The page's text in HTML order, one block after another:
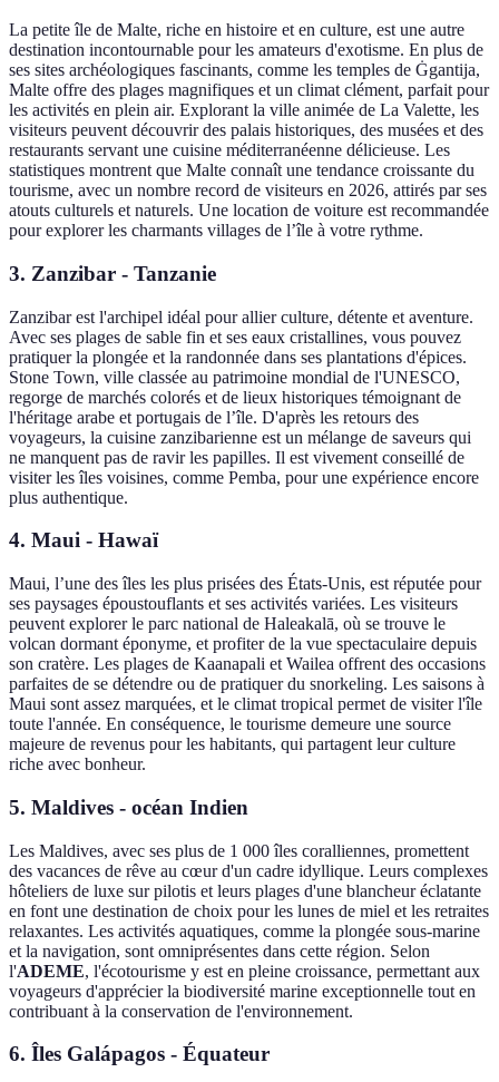
La petite île de Malte, riche en histoire et en culture, est une autre
destination incontournable pour les amateurs d'exotisme. En plus de
ses sites archéologiques fascinants, comme les temples de Ġgantija,
Malte offre des plages magnifiques et un climat clément, parfait pour
les activités en plein air. Explorant la ville animée de La Valette, les
visiteurs peuvent découvrir des palais historiques, des musées et des
restaurants servant une cuisine méditerranéenne délicieuse. Les
statistiques montrent que Malte connaît une tendance croissante du
tourisme, avec un nombre record de visiteurs en 2026, attirés par ses
atouts culturels et naturels. Une location de voiture est recommandée
pour explorer les charmants villages de l’île à votre rythme.
3. Zanzibar - Tanzanie
Zanzibar est l'archipel idéal pour allier culture, détente et aventure.
Avec ses plages de sable fin et ses eaux cristallines, vous pouvez
pratiquer la plongée et la randonnée dans ses plantations d'épices.
Stone Town, ville classée au patrimoine mondial de l'UNESCO,
regorge de marchés colorés et de lieux historiques témoignant de
l'héritage arabe et portugais de l’île. D'après les retours des
voyageurs, la cuisine zanzibarienne est un mélange de saveurs qui
ne manquent pas de ravir les papilles. Il est vivement conseillé de
visiter les îles voisines, comme Pemba, pour une expérience encore
plus authentique.
4. Maui - Hawaï
Maui, l’une des îles les plus prisées des États-Unis, est réputée pour
ses paysages époustouflants et ses activités variées. Les visiteurs
peuvent explorer le parc national de Haleakalā, où se trouve le
volcan dormant éponyme, et profiter de la vue spectaculaire depuis
son cratère. Les plages de Kaanapali et Wailea offrent des occasions
parfaites de se détendre ou de pratiquer du snorkeling. Les saisons à
Maui sont assez marquées, et le climat tropical permet de visiter l'île
toute l'année. En conséquence, le tourisme demeure une source
majeure de revenus pour les habitants, qui partagent leur culture
riche avec bonheur.
5. Maldives - océan Indien
Les Maldives, avec ses plus de 1 000 îles coralliennes, promettent
des vacances de rêve au cœur d'un cadre idyllique. Leurs complexes
hôteliers de luxe sur pilotis et leurs plages d'une blancheur éclatante
en font une destination de choix pour les lunes de miel et les retraites
relaxantes. Les activités aquatiques, comme la plongée sous-marine
et la navigation, sont omniprésentes dans cette région. Selon
l'ADEME, l'écotourisme y est en pleine croissance, permettant aux
voyageurs d'apprécier la biodiversité marine exceptionnelle tout en
contribuant à la conservation de l'environnement.
6. Îles Galápagos - Équateur